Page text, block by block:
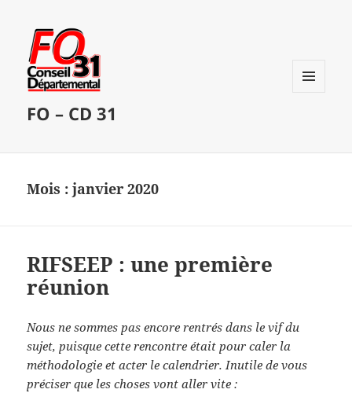
FO – CD 31
Mois :janvier 2020
RIFSEEP : une première
réunion
Nous ne sommes pas encore rentrés dans le vif du
sujet, puisque cette rencontre était pour caler la
méthodologie et acter le calendrier. Inutile de vous
préciser que les choses vont aller vite :